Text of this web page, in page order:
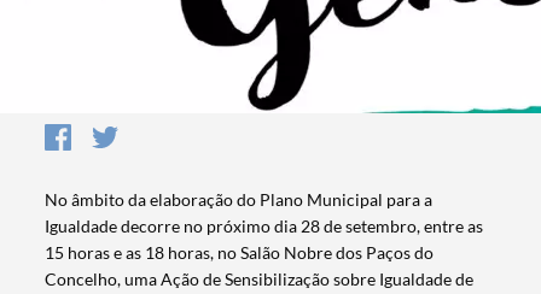
No âmbito da elaboração do Plano Municipal para a
Igualdade decorre no próximo dia 28 de setembro, entre as
15 horas e as 18 horas, no Salão Nobre dos Paços do
Concelho, uma Ação de Sensibilização sobre Igualdade de